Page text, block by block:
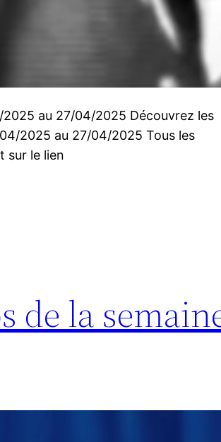
au 27/04/2025 Découvrez les
2025 au 27/04/2025 Tous les
sur le lien
de la